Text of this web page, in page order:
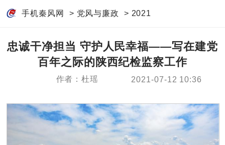
手机秦风网 > 党风与廉政 > 2021
忠诚干净担当 守护人民幸福——写在建党
百年之际的陕西纪检监察工作
作者：杜瑶 2021-07-12 10:36